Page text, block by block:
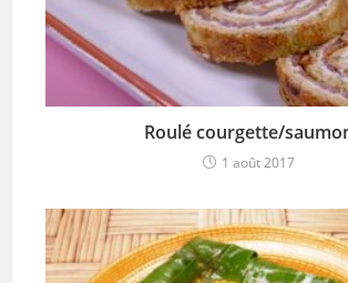
Roulé courgette/
1 août 2017